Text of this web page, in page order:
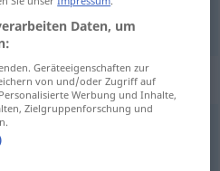
"Wechselkurs"
Daten, um
Geräteeigenschaften zur
von und/oder Zugriff auf
Werbung und Inhalte,
Zielgruppenforschung und